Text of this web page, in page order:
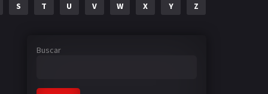
S T U V W X Y Z
Buscar